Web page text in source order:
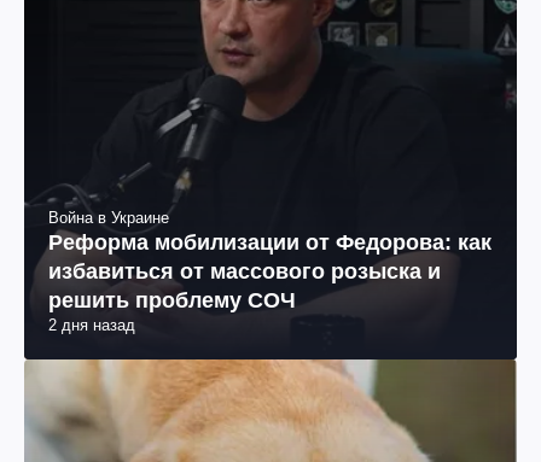
Война в Украине
Реформа мобилизации от Федорова: как
избавиться от массового розыска и
решить проблему СОЧ
2 дня назад